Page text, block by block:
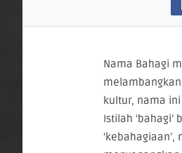
Nama Bahagi
kultur, nama
Istilah